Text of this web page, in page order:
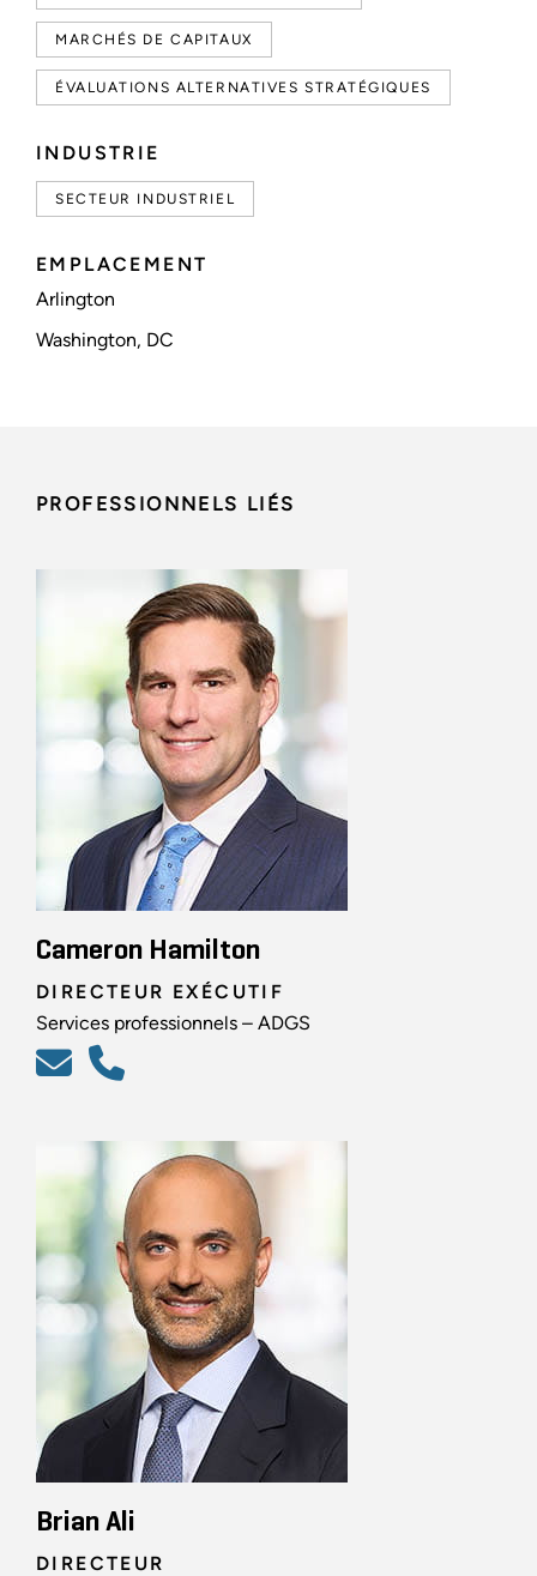
MARCHÉS DE CAPITAUX
ÉVALUATIONS ALTERNATIVES STRATÉGIQUES
INDUSTRIE
SECTEUR INDUSTRIEL
EMPLACEMENT
Arlington
Washington, DC
PROFESSIONNELS LIÉS
Cameron Hamilton
DIRECTEUR EXÉCUTIF
Services professionnels – ADGS
Brian Ali
DIRECTEUR